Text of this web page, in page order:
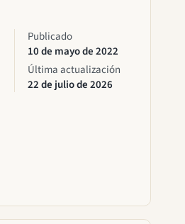
Publicado
10 de mayo de 2022
Última actualización
22 de julio de 2026